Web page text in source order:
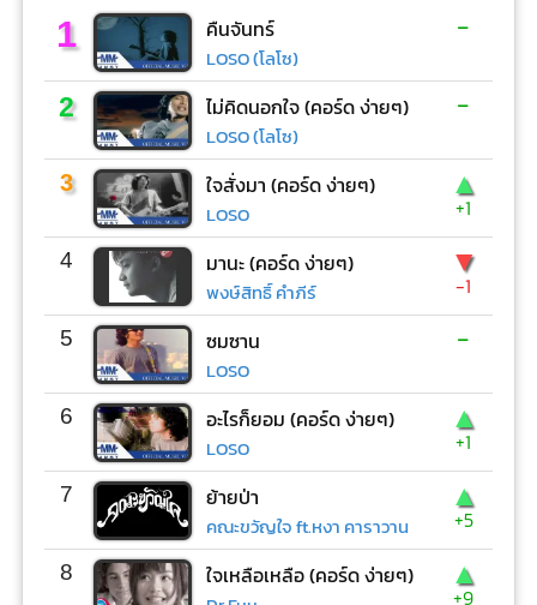
1 คืนจันทร์
LOSO (โลโซ)
-
2 ไม่คิดนอกใจ (คอร์ด ง่ายๆ)
LOSO (โลโซ)
-
3 ใจสั่งมา (คอร์ด ง่ายๆ)
LOSO
▲
+1
4 มานะ (คอร์ด ง่ายๆ)
พงษ์สิทธิ์ คำภีร์
▼
-1
5 ซมซาน
LOSO
-
6 อะไรก็ยอม (คอร์ด ง่ายๆ)
LOSO
▲
+1
7 ย้ายป่า
คณะขวัญใจ ft.หงา คาราวาน
▲
+5
8 ใจเหลือเหลือ (คอร์ด ง่ายๆ) ▲
+9